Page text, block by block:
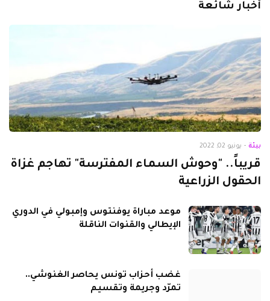
أخبار شائعة
بيئة - يونيو 02, 2022
قريباً.. "وحوش السماء المفترسة" تهاجم غزاة
الحقول الزراعية
موعد مباراة يوفنتوس وإمبولي في الدوري
الإيطالي والقنوات الناقلة
غضب أحزاب تونس يحاصر الغنوشي..
تمرّد وجريمة وتقسيم